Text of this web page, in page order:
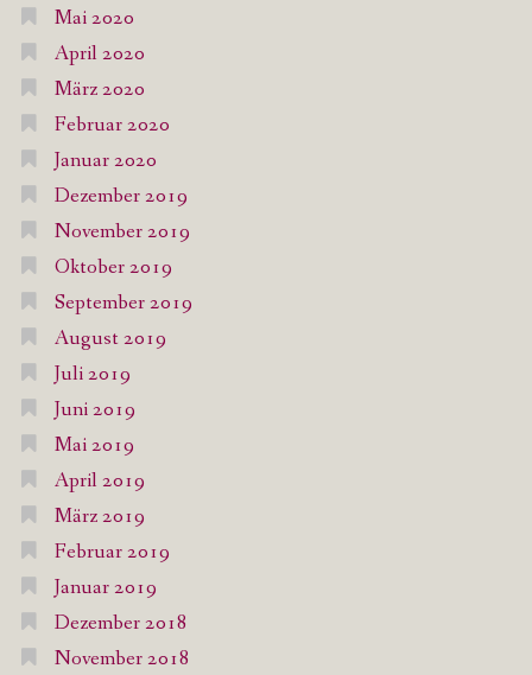
Mai 2020
April 2020
März 2020
Februar 2020
Januar 2020
Dezember 2019
November 2019
Oktober 2019
September 2019
August 2019
Juli 2019
Juni 2019
Mai 2019
April 2019
März 2019
Februar 2019
Januar 2019
Dezember 2018
November 2018